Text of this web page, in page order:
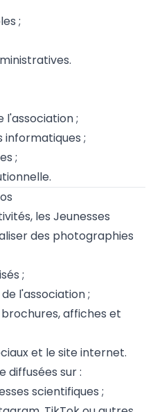
;
l'association ;
informatiques ;
;
les Jeunesses
des photographies
;
l'association ;
affiches et
et le site internet.
diffusées sur :
scientifiques ;